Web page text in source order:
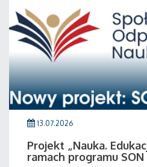
13.07.2026
Projekt „Nauka.
ramach programu SON